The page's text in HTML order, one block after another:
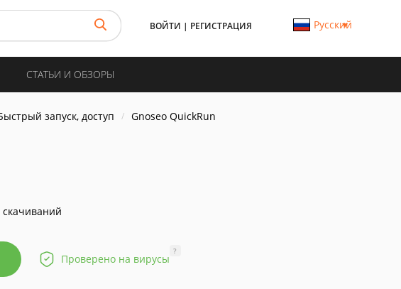
ВОЙТИ | РЕГИСТРАЦИЯ Русский
СТАТЬИ И ОБЗОРЫ
запуск, доступ Gnoseo QuickRun
скачиваний
Проверено на вирусы
?